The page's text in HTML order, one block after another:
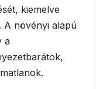
kiemelve
A növényi alapú
a